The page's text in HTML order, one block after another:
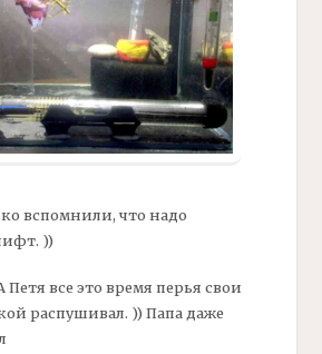
вспомнили, что надо
))
Петя все это время перья свои
распушивал. )) Папа даже